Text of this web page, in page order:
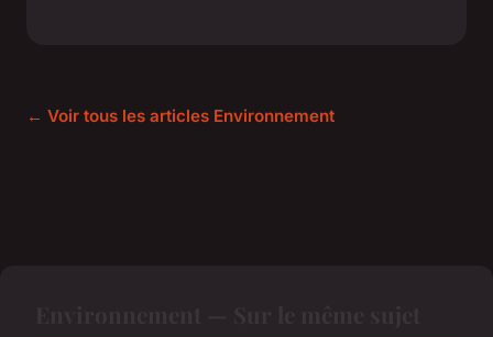
← Voir tous les articles Environnement